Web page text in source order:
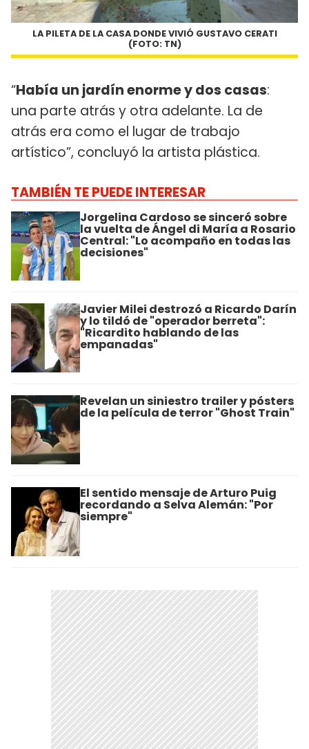
LA PILETA DE LA CASA DONDE VIVIÓ GUSTAVO CERATI
(FOTO: TN)
“Había un jardín enorme y dos casas:
una parte atrás y otra adelante. La de
atrás era como el lugar de trabajo
artístico”, concluyó la artista plástica.
TAMBIÉN TE PUEDE INTERESAR
Jorgelina Cardoso se sinceró sobre
la vuelta de Ángel di María a Rosario
Central: "Lo acompaño en todas las
decisiones"
Javier Milei destrozó a Ricardo Darín
y lo tildó de "operador berreta":
"Ricardito hablando de las
empanadas"
Revelan un siniestro trailer y pósters
de la película de terror "Ghost Train"
El sentido mensaje de Arturo Puig
recordando a Selva Alemán: "Por
siempre"